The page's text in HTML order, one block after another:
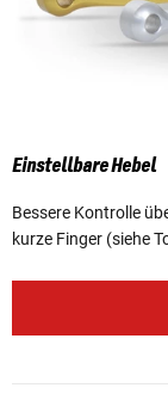
Einstellbare Hebel
Bessere Kontrolle
kurze Finger (siehe